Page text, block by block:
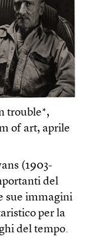
trouble*,
of art, aprile
(1903-
del
sue immagini
per la
del tempo.